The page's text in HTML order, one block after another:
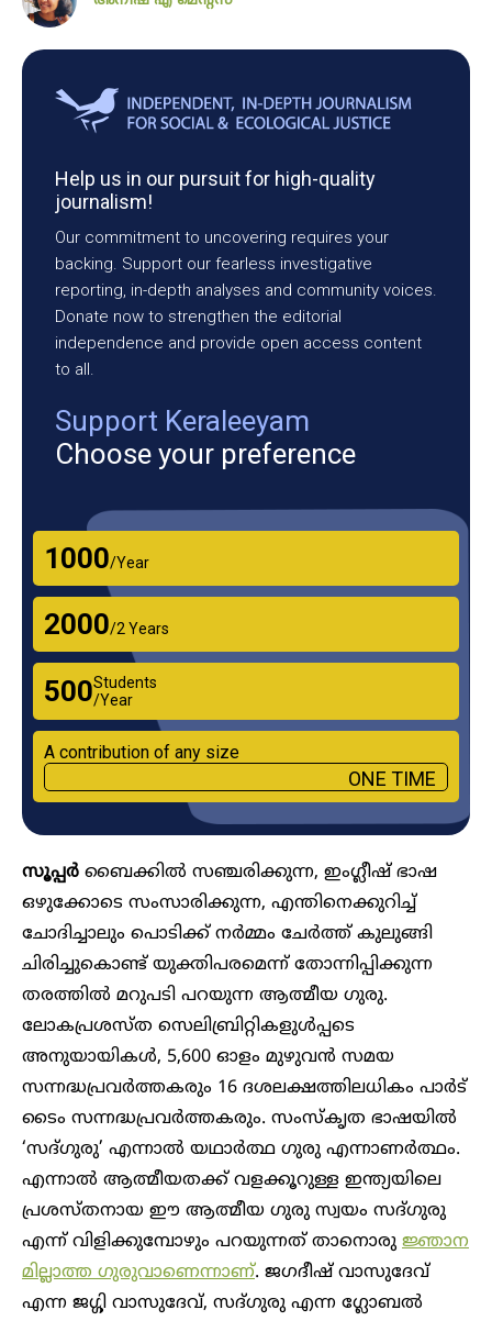
Help us in our pursuit for high-quality
journalism!
Our commitment to uncovering requires your
backing. Support our fearless investigative
reporting, in-depth analyses and community voices.
Donate now to strengthen the editorial
independence and provide open access content
to all.
Support Keraleeyam
Choose your preference
₹1000/Year
₹2000/2 Years
₹500Students
/Year
A contribution of any size
ONE TIME
സൂപ്പർ ബൈക്കിൽ സഞ്ചരിക്കുന്ന, ഇംഗ്ലീഷ് ഭാഷ
ഒഴുക്കോടെ സംസാരിക്കുന്ന, എന്തിനെക്കുറിച്ച്
ചോദിച്ചാലും പൊടിക്ക് നർമ്മം ചേർത്ത് കുലുങ്ങി
ചിരിച്ചുകൊണ്ട് യുക്തിപരമെന്ന് തോന്നിപ്പിക്കുന്ന
തരത്തിൽ മറുപടി പറയുന്ന ആത്മീയ ഗുരു.
ലോകപ്രശസ്ത സെലിബ്രിറ്റികളുൾപ്പടെ
അനുയായികൾ, 5,600 ഓളം മുഴുവൻ സമയ
സന്നദ്ധപ്രവർത്തകരും 16 ദശലക്ഷത്തിലധികം പാർട്
ടൈം സന്നദ്ധപ്രവർത്തകരും. സംസ്ക‍‍‍ൃത ഭാഷയിൽ
‘സദ്ഗുരു’ എന്നാൽ യഥാർത്ഥ ഗുരു എന്നാണർത്ഥം.
എന്നാൽ ആത്മീയതക്ക് വളക്കൂറുള്ള ഇന്ത്യയിലെ
പ്രശസ്തനായ ഈ ആത്മീയ ഗുരു സ്വയം സദ്ഗുരു
എന്ന് വിളിക്കുമ്പോഴും പറയുന്നത് താനൊരു ജ്ഞാന
മില്ലാത്ത ഗുരുവാണെന്നാണ്. ജഗദീഷ് വാസുദേവ്
എന്ന ജഗ്ഗി വാസുദേവ്, സദ്ഗുരു എന്ന ഗ്ലോബൽ